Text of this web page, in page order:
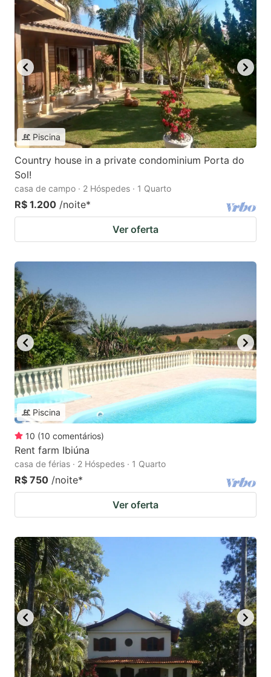
Piscina
Country house in a private condominium Porta do
Sol!
casa de campo · 2 Hóspedes · 1 Quarto
R$ 1.200 /noite*
Ver oferta
Piscina
10 (10 comentários)
Rent farm Ibiúna
casa de férias · 2 Hóspedes · 1 Quarto
R$ 750 /noite*
Ver oferta